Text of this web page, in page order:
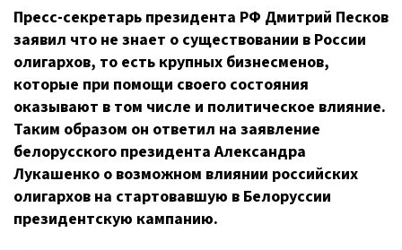
Пресс-секретарь президента РФ Дмитрий Песков
заявил что не знает о существовании в России
олигархов, то есть крупных бизнесменов,
которые при помощи своего состояния
оказывают в том числе и политическое влияние.
Таким образом он ответил на заявление
белорусского президента Александра
Лукашенко о возможном влиянии российских
олигархов на стартовавшую в Белоруссии
президентскую кампанию.